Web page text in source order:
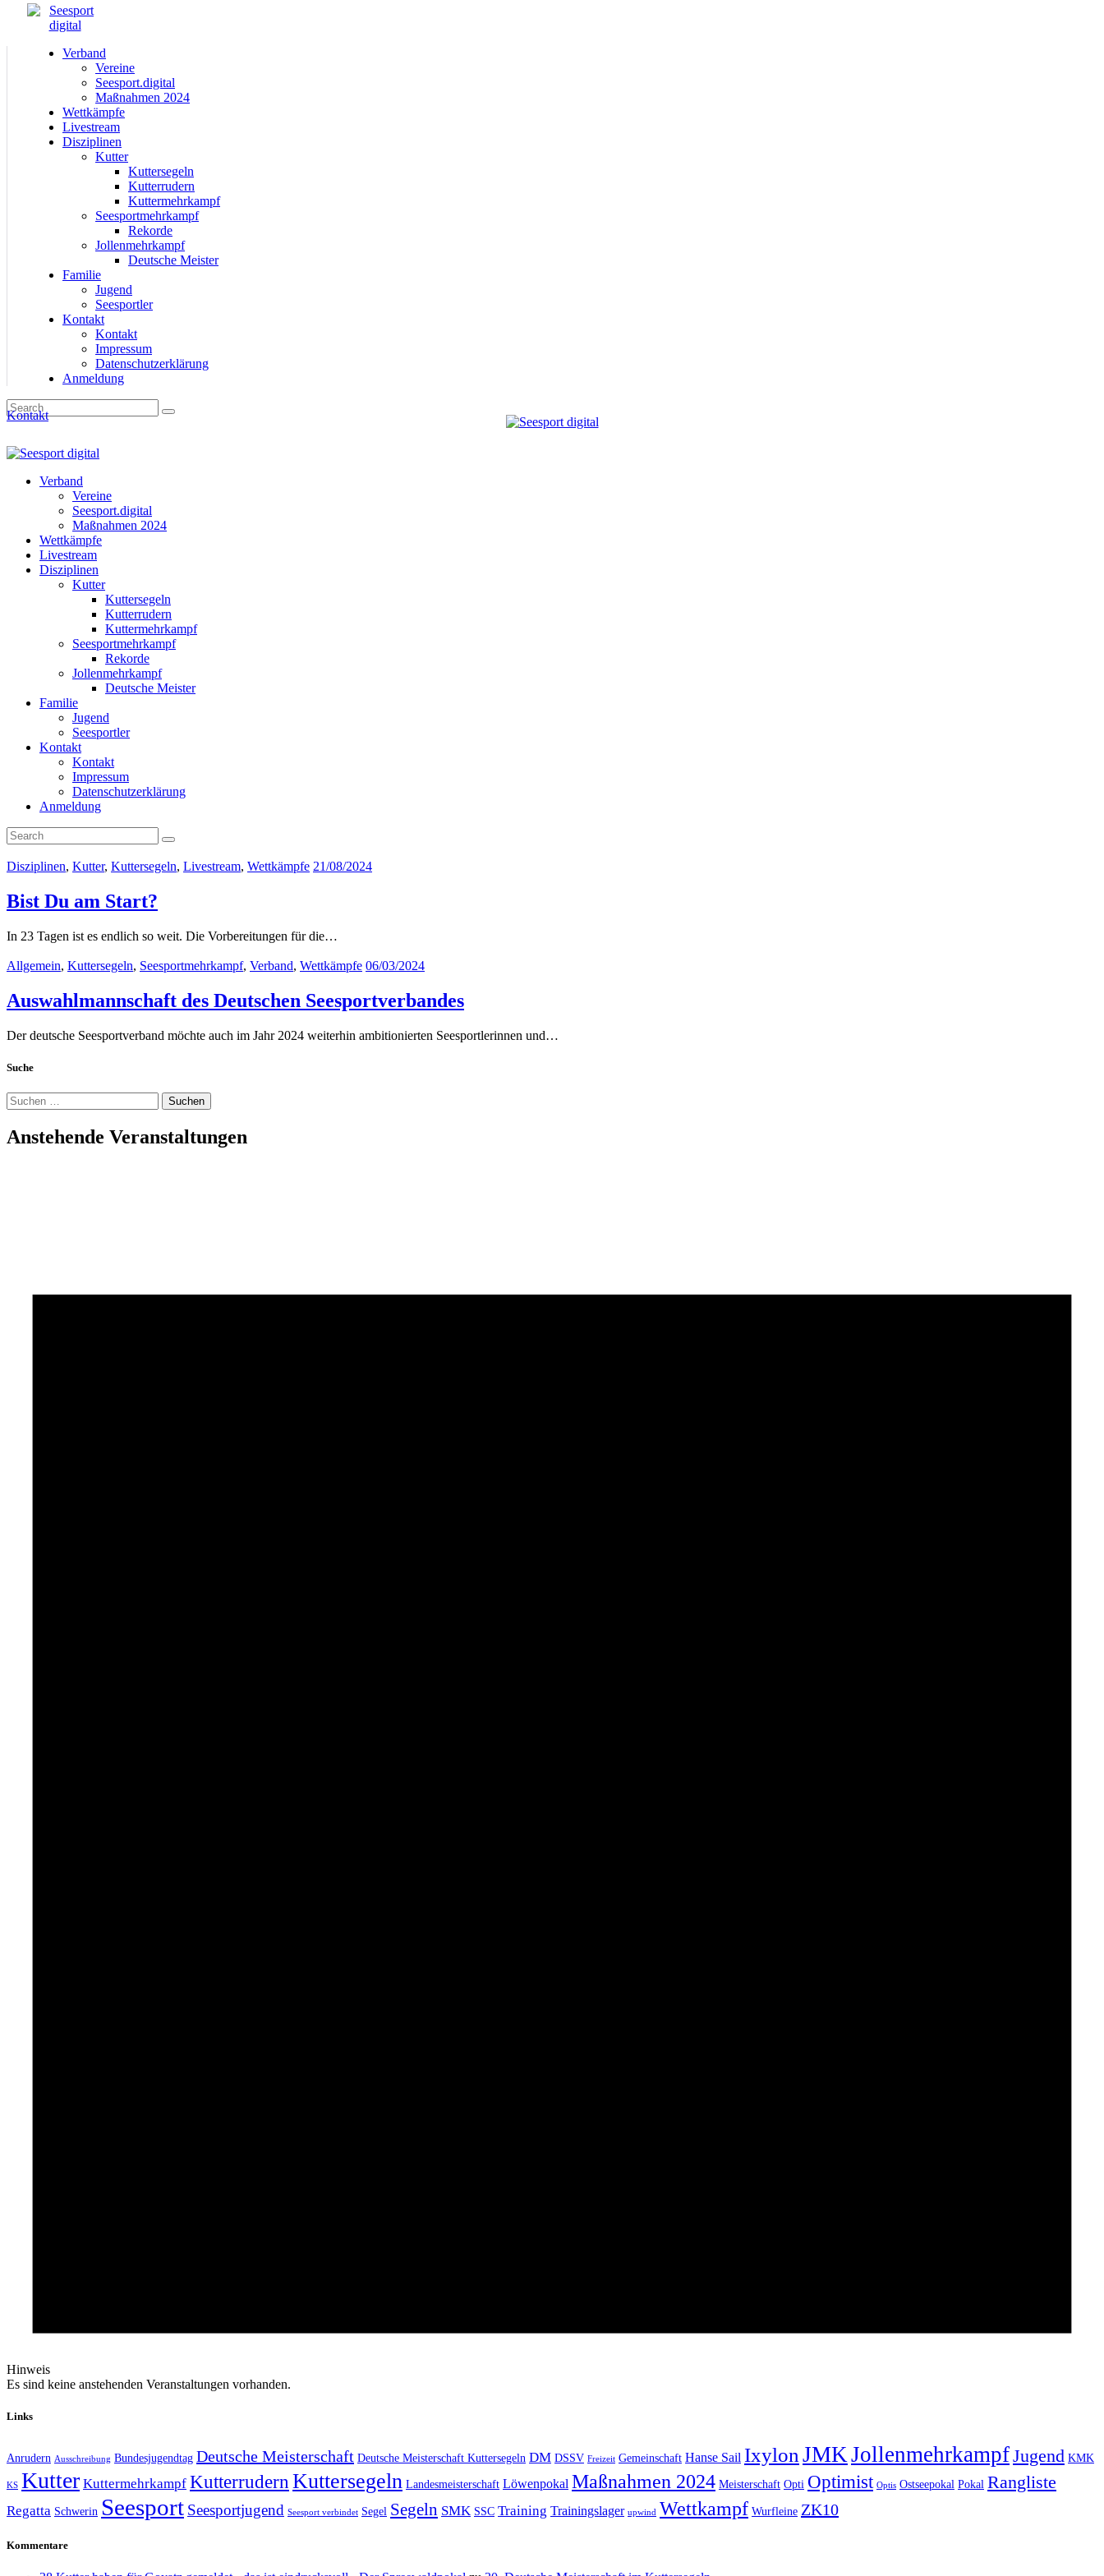
Verband
Vereine
Seesport.digital
Maßnahmen 2024
Wettkämpfe
Livestream
Disziplinen
Kutter
Kuttersegeln
Kutterrudern
Kuttermehrkampf
Seesportmehrkampf
Rekorde
Jollenmehrkampf
Deutsche Meister
Familie
Jugend
Seesportler
Kontakt
Kontakt
Impressum
Datenschutzerklärung
Anmeldung
Kontakt
Verband
Vereine
Seesport.digital
Maßnahmen 2024
Wettkämpfe
Livestream
Disziplinen
Kutter
Kuttersegeln
Kutterrudern
Kuttermehrkampf
Seesportmehrkampf
Rekorde
Jollenmehrkampf
Deutsche Meister
Familie
Jugend
Seesportler
Kontakt
Kontakt
Impressum
Datenschutzerklärung
Anmeldung
Disziplinen, Kutter, Kuttersegeln, Livestream, Wettkämpfe 21/08/2024
Bist Du am Start?
In 23 Tagen ist es endlich so weit. Die Vorbereitungen für die…
Allgemein, Kuttersegeln, Seesportmehrkampf, Verband, Wettkämpfe 06/03/2024
Auswahlmannschaft des Deutschen Seesportverbandes
Der deutsche Seesportverband möchte auch im Jahr 2024 weiterhin ambitionierten Seesportlerinnen und…
Suche
Suchen
nach:
Anstehende Veranstaltungen
Hinweis
Es sind keine anstehenden Veranstaltungen vorhanden.
Links
Anrudern Ausschreibung Bundesjugendtag Deutsche Meisterschaft Deutsche Meisterschaft Kuttersegeln DM DSSV Freizeit Gemeinschaft Hanse Sail Ixylon JMK JollenmehrkampfJugend KMK
KS Kutter Kuttermehrkampf Kutterrudern Kuttersegeln Landesmeisterschaft Löwenpokal Maßnahmen 2024 Meisterschaft Opti Optimist Optis Ostseepokal Pokal Rangliste
Regatta Schwerin Seesport Seesportjugend Seesport verbindet Segel Segeln SMK SSC Training Trainingslager upwind Wettkampf Wurfleine ZK10
Kommentare